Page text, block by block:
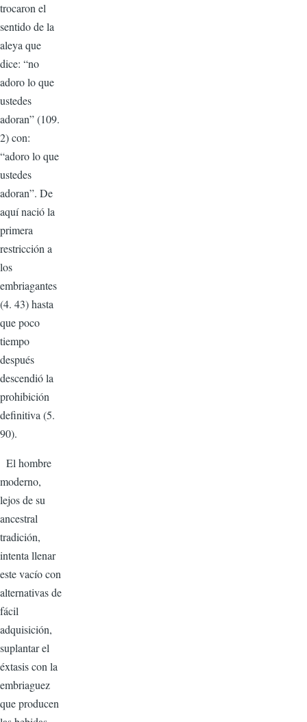
trocaron el
sentido de la
aleya que
dice: “no
adoro lo que
ustedes
adoran” (109.
2) con:
“adoro lo que
ustedes
adoran”. De
aquí nació la
primera
restricción a
los
embriagantes
(4. 43) hasta
que poco
tiempo
después
descendió la
prohibición
definitiva (5.
90).
El hombre
moderno,
lejos de su
ancestral
tradición,
intenta llenar
este vacío con
alternativas de
fácil
adquisición,
suplantar el
éxtasis con la
embriaguez
que producen